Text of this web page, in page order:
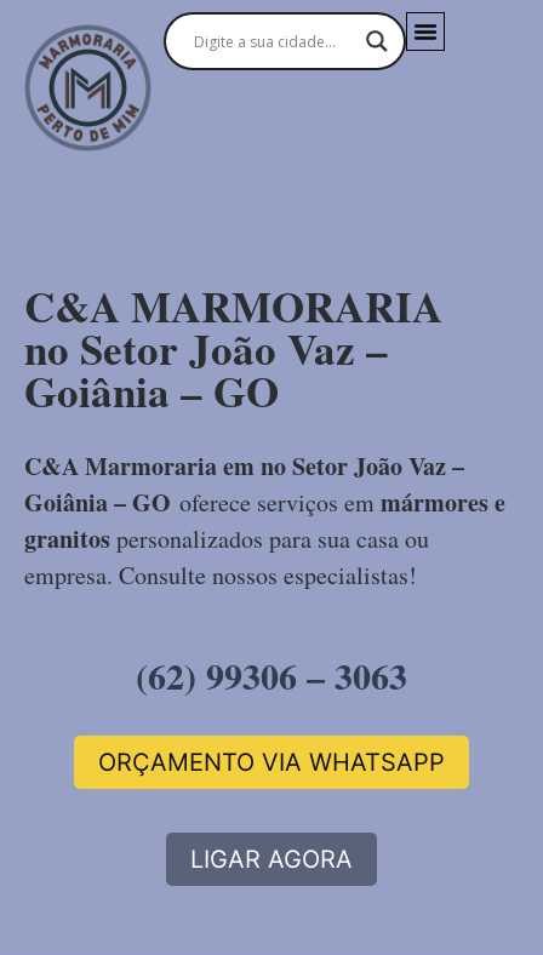
C&A MARMORARIA
no Setor João Vaz –
Goiânia – GO
C&A Marmoraria em no Setor João Vaz –
Goiânia – GO oferece serviços emmármores e
granitospersonalizados para sua casa ou
empresa. Consulte nossos especialistas!
(62) 99306 – 3063
ORÇAMENTO VIA WHATSAPP
LIGAR AGORA